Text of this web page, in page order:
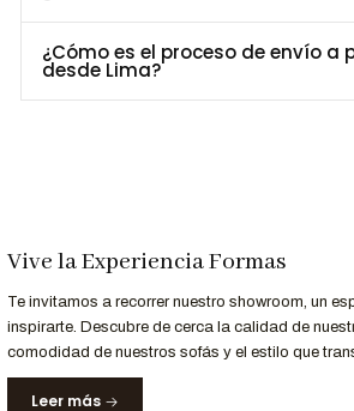
Revestimiento Tela Ankara
Personalización a Tu Medida
Nota Importante
Las imágenes son referenciales. Los
ligeramente según la configuración de tu
¿Cómo es el proceso de envío a
desde Lima?
Vive la Experiencia Formas
Te invitamos a recorrer nuestro showroom, un
inspirarte. Descubre de cerca la calidad de
comodidad de nuestros sofás y el estilo que
Leer más